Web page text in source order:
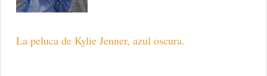
La peluca de Kylie Jenner, azul oscura.